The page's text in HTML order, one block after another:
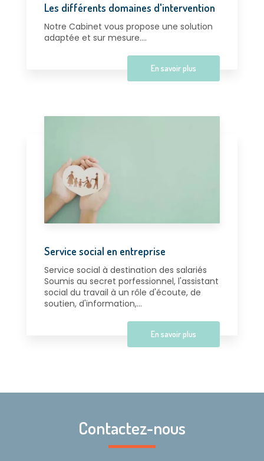
Les différents domaines d'intervention
Notre Cabinet vous propose une solution
adaptée et sur mesure....
En savoir plus
Service social en entreprise
Service social à destination des salariés
Soumis au secret porfessionnel, l'assistant
social du travail à un rôle d'écoute, de
soutien, d'information,...
En savoir plus
Contactez-nous